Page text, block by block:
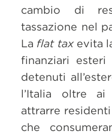
cambio di
tassazione nel
La flat tax evita
finanziari
detenuti
l’Italia oltre
attrarre
che